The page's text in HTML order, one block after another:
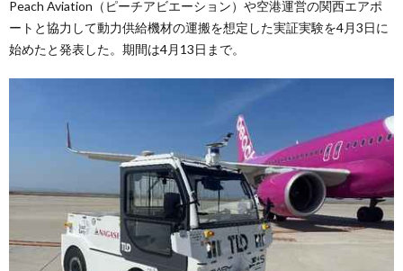
Peach Aviation（ピーチアビエーション）や空港運営の関西エアポ
ートと協力して動力供給機材の運搬を想定した実証実験を4月3日に
始めたと発表した。期間は4月13日まで。